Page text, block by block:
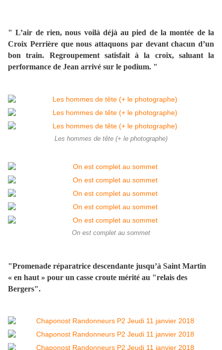
" L’air de rien, nous voilà déjà au pied de la montée de la
Croix Perrière que nous attaquons par devant chacun d’un
bon train. Regroupement satisfait à la croix, saluant la
performance de Jean arrivé sur le podium. "
Les hommes de tête (+ le photographe)
On est complet au sommet
"Promenade réparatrice descendante jusqu’à Saint Martin
« en haut » pour un casse croute mérité au "relais des
Bergers".